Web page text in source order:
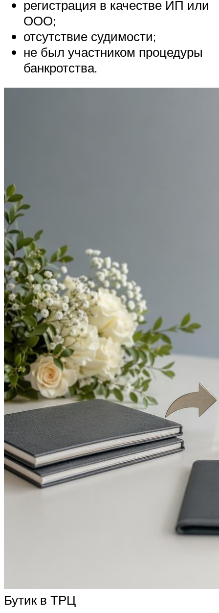
регистрация в качестве ИП или
ООО;
отсутствие судимости;
не был участником процедуры
банкротства.
Бутик в ТРЦ